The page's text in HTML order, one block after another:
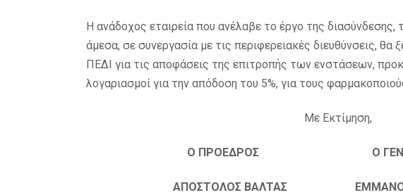
Η ανάδοχος εταιρεία που ανέλαβε το έργο της
άμεσα, σε συνεργασία με τις περιφερειακές διευθύνσεις,
ΠΕΔΙ για τις αποφάσεις της επιτροπής των ενστάσεων,
λογαριασμοί για την απόδοση του 5%, για τους
Με Εκτίμηση,
Ο ΠΡΟΕΔΡΟΣ Ο ΓΕΝ.
ΑΠΟΣΤΟΛΟΣ ΒΑΛΤΑΣ